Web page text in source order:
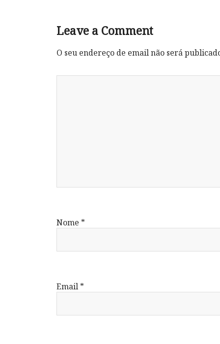
Leave a Comment
O seu endereço de email não será
Nome *
Email *